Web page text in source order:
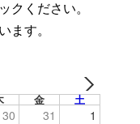
クください。
ます。
金 土
30 31 1